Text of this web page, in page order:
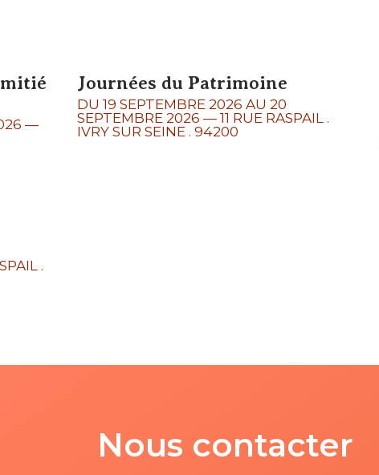
—
Journées du Patrimoine
DU 19 SEPTEMBRE 2026 AU 20
SEPTEMBRE 2026—11 RUE RASPAIL .
IVRY SUR SEINE . 94200
.
Nous contacter